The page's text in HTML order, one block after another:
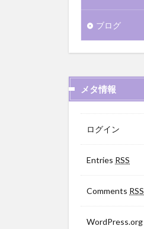
ブログ
メタ情報
ログイン
Entries RSS
Comments RSS
WordPress.org